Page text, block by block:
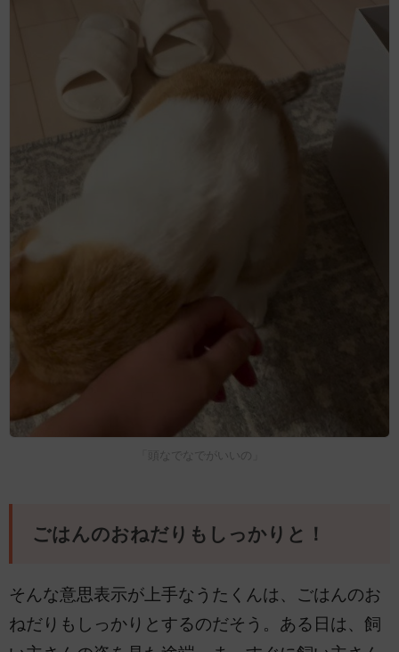
「頭なでなでがいいの」
ごはんのおねだりもしっかりと！
そんな意思表示が上手なうたくんは、ごはんのお
ねだりもしっかりとするのだそう。ある日は、飼